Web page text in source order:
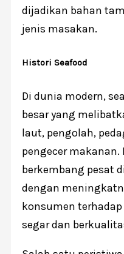
dijadikan bahan
jenis masakan.
Histori Seafood
Di dunia modern,
besar yang
laut, pengolah,
pengecer
berkembang pesat
dengan
konsumen
segar dan